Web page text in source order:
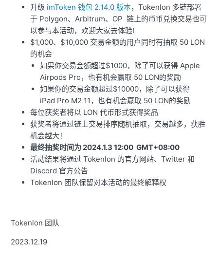
升级 imToken 钱包 2.14.0 版本，Tokenlon 多链部署
于 Polygon、Arbitrum、OP 链上的币币兑换交易也可
以参与本活动，欢迎大家去体验!
$1,000、$10,000 交易金额的用户同时有抽取 50 LON
的机会
如果你交易金额超过$1000，除了可以获得 Apple
Airpods Pro，也有机会赢取 50 LON的奖励
如果你的交易金额超过$10000，除了可以获得
iPad Pro M2 11，也有机会赢取 50 LON的奖励
每位获奖者将以 LON 代币形式获得奖品
获奖者将通过链上交易排序随机抽取，交易越多，获胜
机会越大！
最终抽奖时间为 2024.1.3 12:00 GMT+08:00
活动结果将通过 Tokenlon 的官方网站、Twitter 和
Discord 官方公告
Tokenlon 团队保留对本活动的最终解释权
Tokenlon 团队
2023.12.19